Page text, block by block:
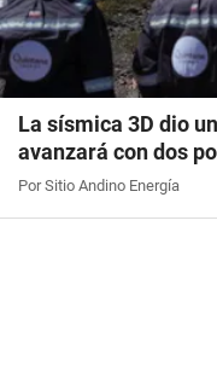
La sísmica 3D dio
avanzará con dos
Por Sitio Andino Energía